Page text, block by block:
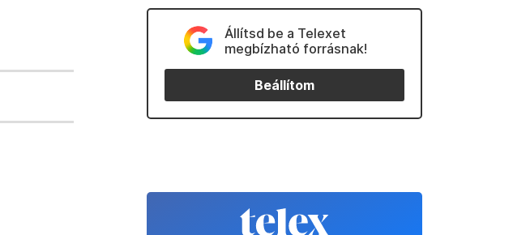
Állítsd be a Telexet
megbízható forrásnak!
Beállítom